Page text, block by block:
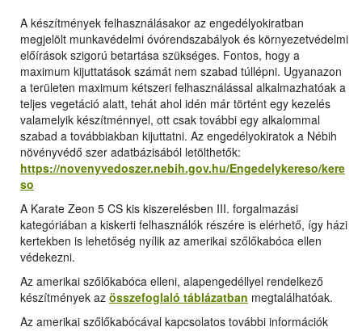
A készítmények felhasználásakor az engedélyokiratban
megjelölt munkavédelmi óvórendszabályok és környezetvédelmi
előírások szigorú betartása szükséges. Fontos, hogy a
maximum kijuttatások számát nem szabad túllépni. Ugyanazon
a területen maximum kétszeri felhasználással alkalmazhatóak a
teljes vegetáció alatt, tehát ahol idén már történt egy kezelés
valamelyik készítménnyel, ott csak további egy alkalommal
szabad a továbbiakban kijuttatni. Az engedélyokiratok a Nébih
növényvédő szer adatbázisából letölthetők:
https://novenyvedoszer.nebih.gov.hu/Engedelykereso/kere
so
A Karate Zeon 5 CS kis kiszerelésben III. forgalmazási
kategóriában a kiskerti felhasználók részére is elérhető, így házi
kertekben is lehetőség nyílik az amerikai szőlőkabóca ellen
védekezni.
Az amerikai szőlőkabóca elleni, alapengedéllyel rendelkező
készítmények az összefoglaló táblázatban megtalálhatóak.
Az amerikai szőlőkabócával kapcsolatos további információk